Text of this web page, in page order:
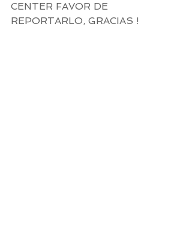
CENTER FAVOR DE
REPORTARLO, GRACIAS !